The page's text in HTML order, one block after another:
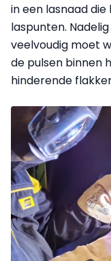
in een lasnaad
laspunten.
veelvoudig moet
de pulsen binnen
hinderende